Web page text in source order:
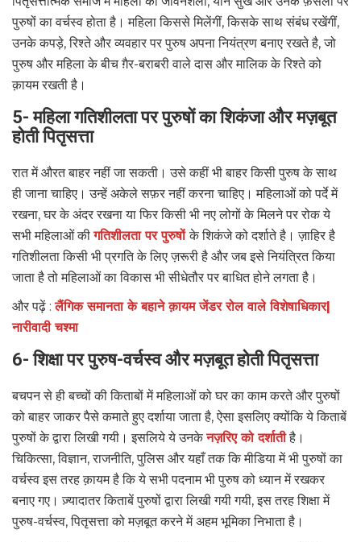
पुरुषों का वर्चस्व होता है। महिला किससे मिलेंगीं, किसके साथ संबंध रखेंगीं,
उनके कपड़े, रिश्ते और व्यवहार पर पुरुष अपना नियंत्रण बनाए रखते है, जो
पुरुष और महिला के बीच ग़ैर-बराबरी वाले दास और मालिक के रिश्ते को
क़ायम रखती है।
5- महिला गतिशीलता पर पुरुषों का शिकंजा और मज़बूत
होती पितृसत्ता
रात में औरत बाहर नहीं जा सकती। उसे कहीं भी बाहर किसी पुरुष के साथ
ही जाना चाहिए। उन्हें अकेले सफ़र नहीं करना चाहिए। महिलाओं को पर्दे में
रखना, घर के अंदर रखना या फिर किसी भी नए लोगों के मिलने पर रोक ये
सभी महिलाओं कीगतिशीलता पर पुरुषोंके शिकंजे को दर्शाते है। ज़ाहिर है
गतिशीलता किसी भी प्रगति के लिए ज़रूरी है और जब इसे नियंत्रित किया
जाता है तो महिलाओं का विकास भी सीधेतौर पर बाधित होने लगता है।
और पढ़ें :लैंगिक समानता के बहाने क़ायम जेंडर रोल वाले विशेषाधिकार|
नारीवादी चश्मा
6- शिक्षा पर पुरुष-वर्चस्व और मज़बूत होती पितृसत्ता
बचपन से ही बच्चों की किताबों में महिलाओं को घर का काम करते और पुरुषों
को बाहर जाकर पैसे कमाते हुए दर्शाया जाता है, ऐसा इसलिए क्योंकि ये किताबें
पुरुषों के द्वारा लिखी गयी। इसलिये ये उनकेनज़रिए को दर्शातीहै।
चिकित्सा, विज्ञान, राजनीति, पुलिस और यहाँ तक कि मीडिया में भी पुरुषों का
वर्चस्व इस तरह क़ायम है कि ये सभी पदनाम भी पुरुष को ध्यान में रखकर
बनाए गए। ज़्यादातर किताबें पुरुषों द्वारा लिखी गयी गयी, इस तरह शिक्षा में
पुरुष-वर्चस्व, पितृसत्ता को मज़बूत करने में अहम भूमिका निभाता है।